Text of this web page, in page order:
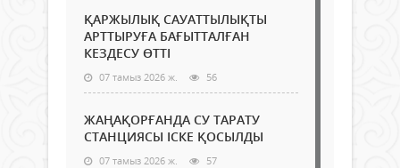
ҚАРЖЫЛЫҚ САУАТТЫЛЫҚТЫ
АРТТЫРУҒА БАҒЫТТАЛҒАН
КЕЗДЕСУ ӨТТІ
07 тамыз 2026 ж. 56
ЖАҢАҚОРҒАНДА СУ ТАРАТУ
СТАНЦИЯСЫ ІСКЕ ҚОСЫЛДЫ
07 тамыз 2026 ж. 57